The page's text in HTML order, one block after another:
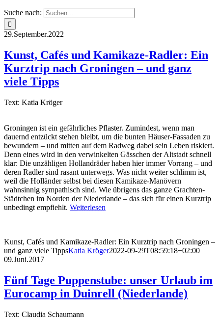
Suche nach:
29.September.2022
Kunst, Cafés und Kamikaze-Radler: Ein
Kurztrip nach Groningen – und ganz
viele Tipps
Text: Katia Kröger
Groningen ist ein gefährliches Pflaster. Zumindest, wenn man
dauernd entzückt stehen bleibt, um die bunten Häuser-Fassaden zu
bewundern – und mitten auf dem Radweg dabei sein Leben riskiert.
Denn eines wird in den verwinkelten Gässchen der Altstadt schnell
klar: Die unzähligen Hollandräder haben hier immer Vorrang – und
deren Radler sind rasant unterwegs. Was nicht weiter schlimm ist,
weil die Holländer selbst bei diesen Kamikaze-Manövern
wahnsinnig sympathisch sind. Wie übrigens das ganze Grachten-
Städtchen im Norden der Niederlande – das sich für einen Kurztrip
unbedingt empfiehlt. Weiterlesen
Kunst, Cafés und Kamikaze-Radler: Ein Kurztrip nach Groningen –
und ganz viele TippsKatia Kröger2022-09-29T08:59:18+02:00
09.Juni.2017
Fünf Tage Puppenstube: unser Urlaub im
Eurocamp in Duinrell (Niederlande)
Text: Claudia Schaumann